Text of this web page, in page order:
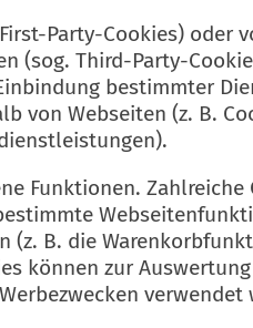
Party-Cookies) oder
(sog. Third-Party-
bestimmter
von Webseiten (z. B.
Funktionen. Zahlreiche
(z. B. die
können zur
verwendet